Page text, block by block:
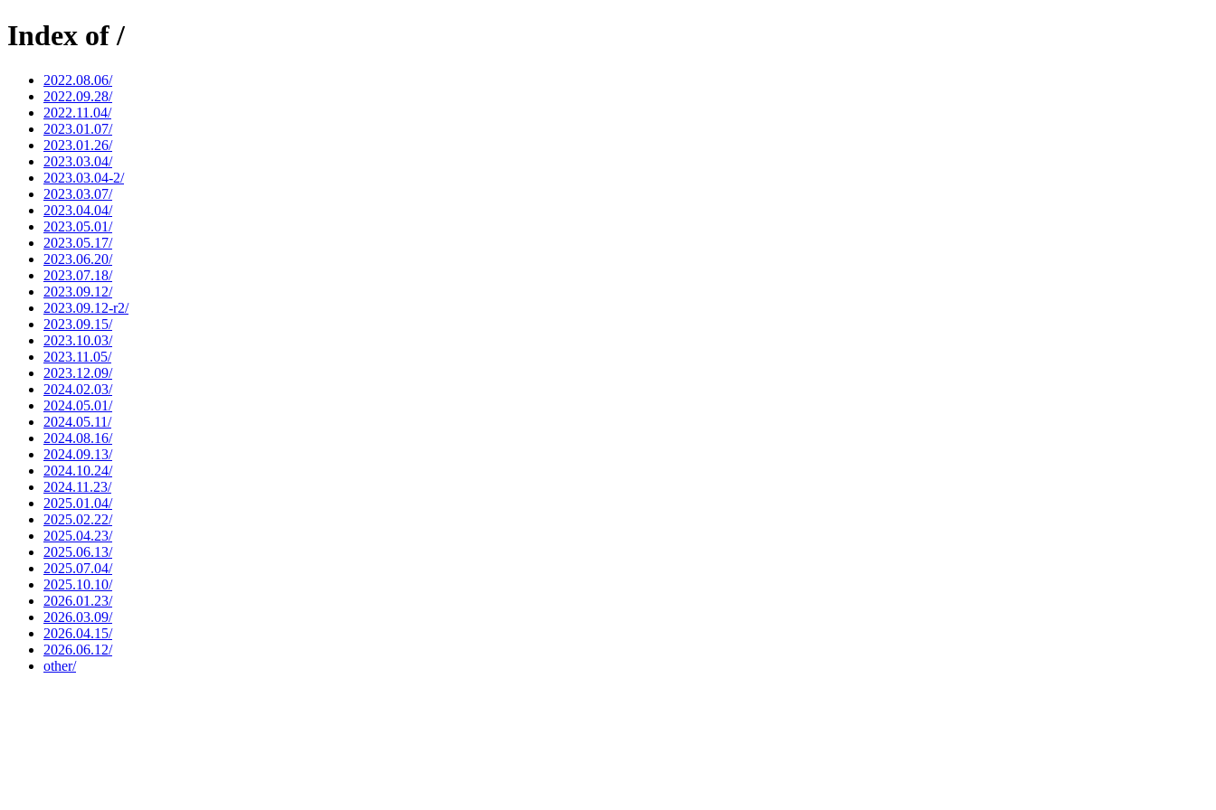
Index of /
2022.08.06/
2022.09.28/
2022.11.04/
2023.01.07/
2023.01.26/
2023.03.04/
2023.03.04-2/
2023.03.07/
2023.04.04/
2023.05.01/
2023.05.17/
2023.06.20/
2023.07.18/
2023.09.12/
2023.09.12-r2/
2023.09.15/
2023.10.03/
2023.11.05/
2023.12.09/
2024.02.03/
2024.05.01/
2024.05.11/
2024.08.16/
2024.09.13/
2024.10.24/
2024.11.23/
2025.01.04/
2025.02.22/
2025.04.23/
2025.06.13/
2025.07.04/
2025.10.10/
2026.01.23/
2026.03.09/
2026.04.15/
2026.06.12/
other/